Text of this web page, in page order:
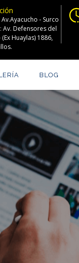
- Surco
Av. Defensores del
Huaylas) 1886,
BLOG